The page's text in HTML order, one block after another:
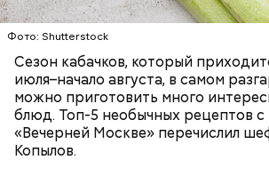
Фото: Shutterstock
Сезон кабачков, который
июля–начало августа, в самом
можно приготовить много
блюд. Топ-5 необычных рецептов с
«Вечерней Москве» перечислил
Копылов.
Вред дыни
Фото: Shutterstock